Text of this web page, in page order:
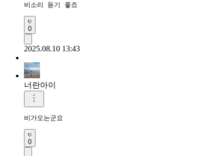
비소리 듣기 좋죠
0
2025.08.10 13:43
너란아이
비가오는군요
0